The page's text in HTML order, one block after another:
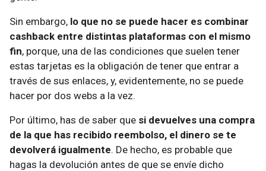
Sin embargo, lo que no se puede hacer es combinar
cashback entre distintas plataformas con el mismo
fin, porque, una de las condiciones que suelen tener
estas tarjetas es la obligación de tener que entrar a
través de sus enlaces, y, evidentemente, no se puede
hacer por dos webs a la vez.
Por último, has de saber que si devuelves una compra
de la que has recibido reembolso, el dinero se te
devolverá igualmente. De hecho, es probable que
hagas la devolución antes de que se envíe dicho